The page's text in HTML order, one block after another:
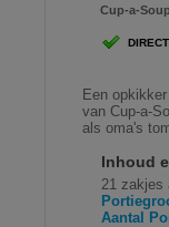
Cup-a-
Een
van Cup-a-
als oma's
Inhoud
21 zakjes
Aantal